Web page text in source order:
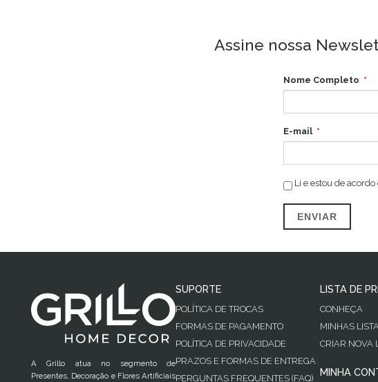
Assine nossa
Nome Completo
E-mail
Li e estou de acordo
ENVIAR
A Grillo atua no segmento de
Presentes, Decoração e Flores Artificiais
SUPORTE
POLÍTICA DE TROCAS
FORMAS DE PAGAMENTO
POLÍTICA DE PRIVACIDADE
PRAZOS E FORMAS DE ENTREGA
PERGUNTAS FREQUENTES (FAQ)
LISTA DE
CONHEÇA
MINHAS
CRIAR NOVA
MINHA